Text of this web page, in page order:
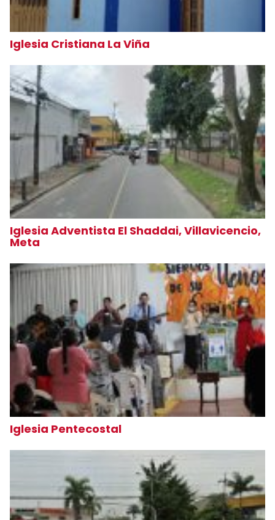
Iglesia Cristiana La Viña
Iglesia Adventista El Shaddai, Villavicencio,
Meta
Iglesia Pentecostal